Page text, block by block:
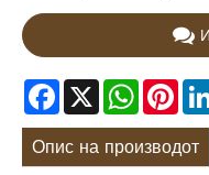
Facebook
X
Опис на производот